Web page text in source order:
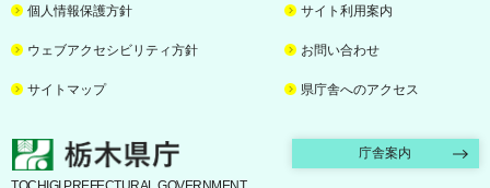
個人情報保護方針 サイト利用案内
ウェブアクセシビリティ方針 お問い合わせ
サイトマップ 県庁舎へのアクセス
栃木県庁 庁舎案内